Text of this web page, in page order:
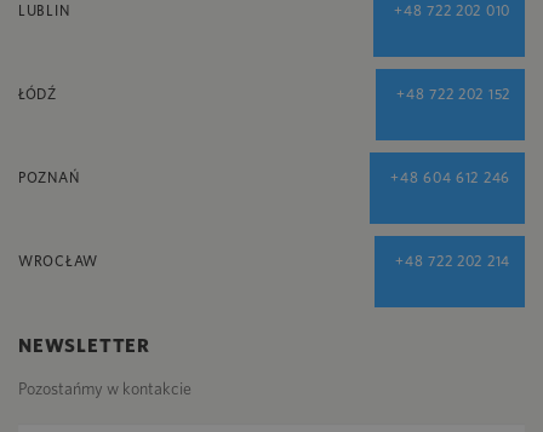
LUBLIN +48 722 202 010
ŁÓDŹ +48 722 202 152
POZNAŃ +48 604 612 246
WROCŁAW +48 722 202 214
NEWSLETTER
Pozostańmy w kontakcie